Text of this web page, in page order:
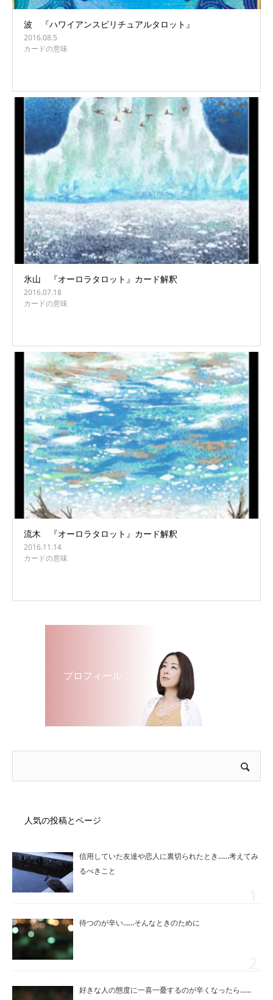
波 『ハワイアンスピリチュアルタロット』
2016.08.5
カードの意味
氷山 『オーロラタロット』カード解釈
2016.07.18
カードの意味
流木 『オーロラタロット』カード解釈
2016.11.14
カードの意味
プロフィール
人気の投稿とページ
信用していた友達や恋人に裏切られたとき……考えてみ
るべきこと
待つのが辛い……そんなときのために
好きな人の態度に一喜一憂するのが辛くなったら……